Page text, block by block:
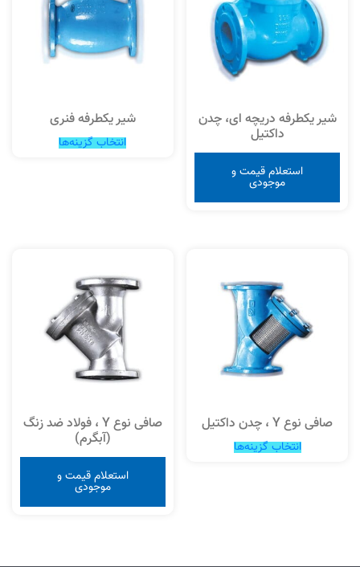
شیر یکطرفه دریچه ای، چدن
داکتیل
استعلام قیمت و
موجودی
شیر یکطرفه فنری
انتخاب گزینه‌ها
صافی نوع Y ، چدن داکتیل
انتخاب گزینه‌ها
صافی نوع Y ، فولاد ضد زنگ
(آبگرم)
استعلام قیمت و
موجودی